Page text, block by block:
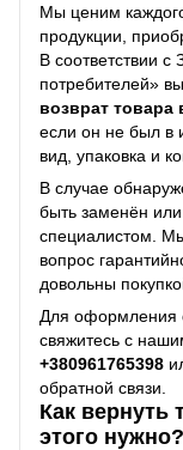
Мы ценим
продукции,
В соответствии
потребителей»
возврат товара
если он не был в
вид, упаковка и
В случае
быть заменён
специалистом.
вопрос
довольны
Для оформления
свяжитесь с
+380961765398
обратной связи.
Как вернуть
этого нужно?